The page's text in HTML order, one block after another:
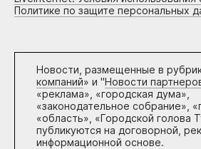
Политике по защите персональных
Новости, размещенные в
компаний» и "Новости
«реклама», «городская дума»,
«законодательное собрание»,
«область», «Городской голова
публикуются на договорной,
информационной основе.